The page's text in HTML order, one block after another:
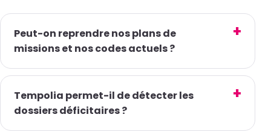
Peut-on reprendre nos plans de
missions et nos codes actuels ?
Tempolia permet-il de détecter les
dossiers déficitaires ?